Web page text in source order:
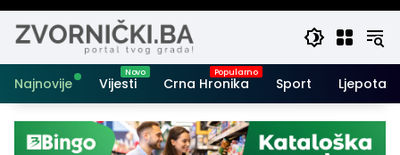
Najnovije Vijesti Crna Hronika Sport Ljepota i